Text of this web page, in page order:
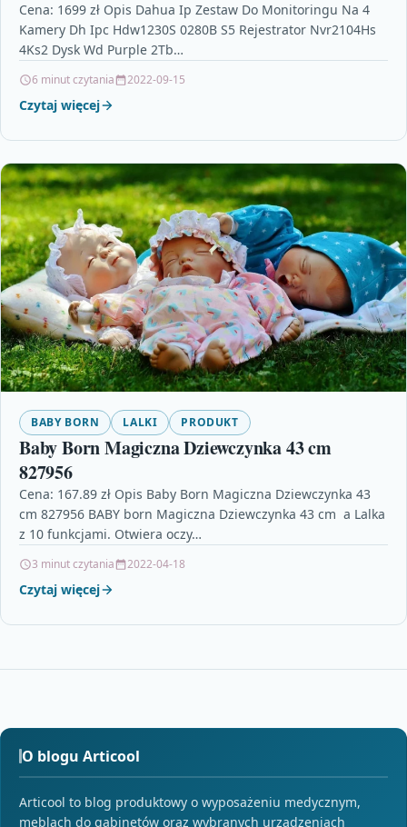
Nvr2104Hs 4Ks2 Dysk Wd Purple 2Tb
Cena: 1699 zł Opis Dahua Ip Zestaw Do Monitoringu Na 4
Kamery Dh Ipc Hdw1230S 0280B S5 Rejestrator Nvr2104Hs
4Ks2 Dysk Wd Purple 2Tb…
6 minut czytania 2022-09-15
Czytaj więcej
BABY BORN LALKI PRODUKT
Baby Born Magiczna Dziewczynka 43 cm
827956
Cena: 167.89 zł Opis Baby Born Magiczna Dziewczynka 43
cm 827956 BABY born Magiczna Dziewczynka 43 cm a Lalka
z 10 funkcjami. Otwiera oczy…
3 minut czytania 2022-04-18
Czytaj więcej
O blogu Articool
Articool to blog produktowy o wyposażeniu medycznym,
meblach do gabinetów oraz wybranych urządzeniach